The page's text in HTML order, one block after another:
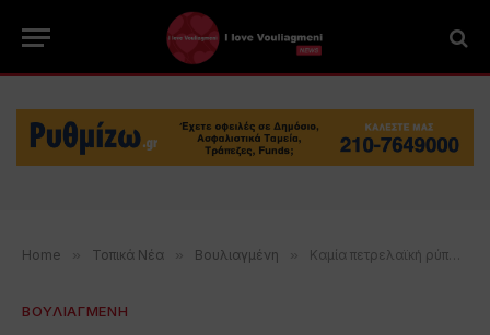
Home » Τοπικά Νέα » Βουλιαγμένη » Καμία πετρελαϊκή ρύπανση στον κόλπο Βουλιαγμένης, σύμφωνα με επίσημη έκθεση του ΕΛΚΕΘΕ
ΒΟΥΛΙΑΓΜΕΝΗ